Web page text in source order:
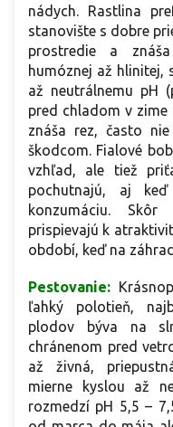
nádych. Rastlina
stanovište s dobre
prostredie a
humóznej až hlinitej,
až neutrálnemu pH
pred chladom v
znáša rez, často
škodcom. Fialové
vzhľad, ale tiež
pochutnajú, aj
konzumáciu.
prispievajú k
období, keď na
Pestovanie:
ľahký polotieň,
plodov býva na
chránenom pred
až živná,
mierne kyslou až
rozmedzí pH 5,5 –